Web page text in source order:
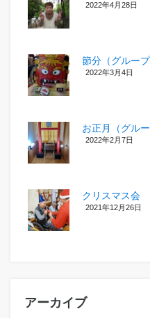
2022年4月28日
節分（グループ
2022年3月4日
お正月（グルー
2022年2月7日
クリスマス会
2021年12月26日
アーカイブ